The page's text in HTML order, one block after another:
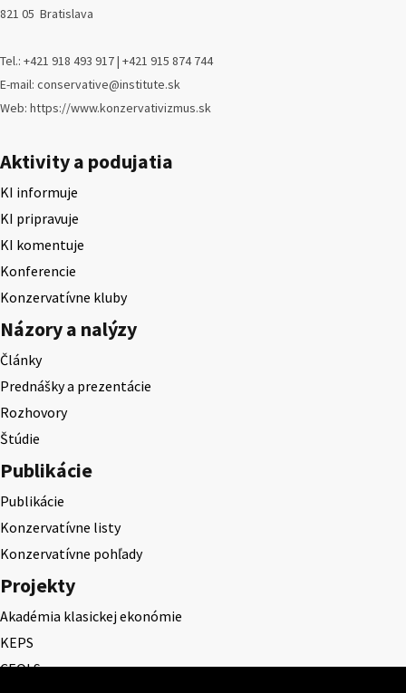
821 05 Bratislava
Tel.: +421 918 493 917 | +421 915 874 744
E-mail: conservative@institute.sk
Web: https://www.konzervativizmus.sk
Aktivity a podujatia
KI informuje
KI pripravuje
KI komentuje
Konferencie
Konzervatívne kluby
Názory a nalýzy
Články
Prednášky a prezentácie
Rozhovory
Štúdie
Publikácie
Publikácie
Konzervatívne listy
Konzervatívne pohľady
Projekty
Akadémia klasickej ekonómie
KEPS
CEQLS